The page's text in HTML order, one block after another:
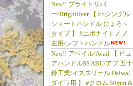
New!! ブライトリバ
ー/Brightliver 【 FSシングル
ショートハンドル にょろ～
タイプ 】 #エボナイトノブ
左用/レフトハンドル
New!! アベイル/Avail 【 ピュ
アハンドルSS ABU/アブ 五十
鈴工業/イスズリール Daiwa/
ダイワ用 】 #クロム 50mm &